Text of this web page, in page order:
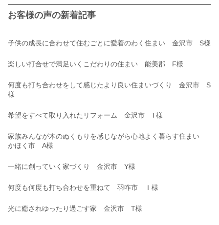
お客様の声の新着記事
子供の成長に合わせて住むごとに愛着のわく住まい 金沢市 S様
楽しい打合せで満足いくこだわりの住まい 能美郡 F様
何度も打ち合わせをして感じたより良い住まいづくり 金沢市 S
様
希望をすべて取り入れたリフォーム 金沢市 T様
家族みんなが木のぬくもりを感じながら心地よく暮らす住まい
かほく市 A様
一緒に創っていく家づくり 金沢市 Y様
何度も何度も打ち合わせを重ねて 羽咋市 Ｉ様
光に癒されゆったり過ごす家 金沢市 T様